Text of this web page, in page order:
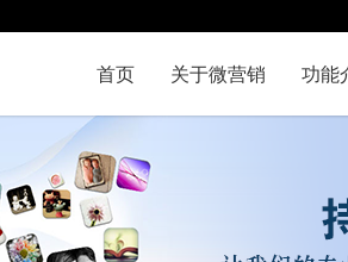
首页 关于微营销 功能